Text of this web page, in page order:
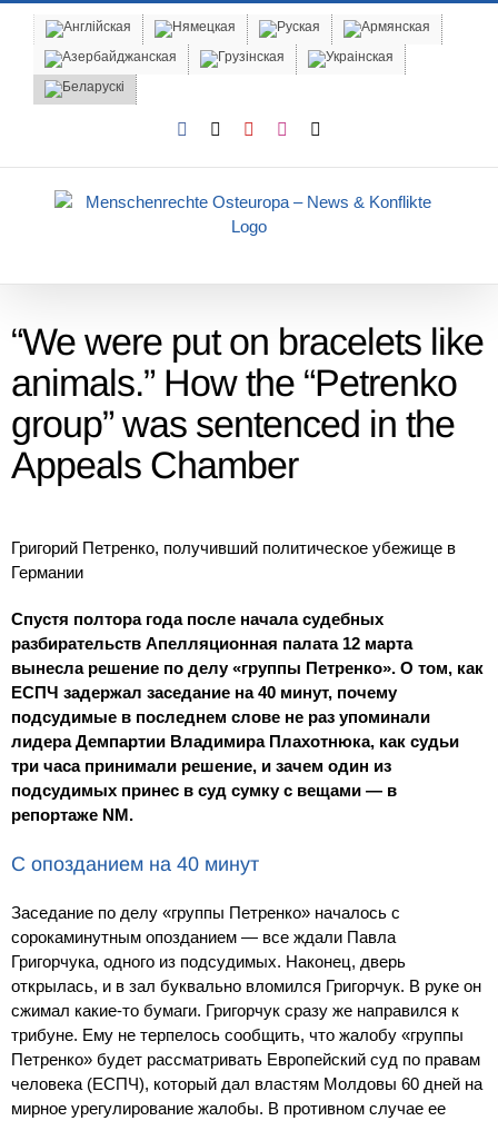
content
Facebook YouTubeInstagram
“We were put on bracelets like
animals.” How the “Petrenko
group” was sentenced in the
Appeals Chamber
Григорий Петренко, получивший политическое убежище в
Германии
Спустя полтора года после начала судебных
разбирательств Апелляционная палата 12 марта
вынесла решение по делу «группы Петренко». О том, как
ЕСПЧ задержал заседание на 40 минут, почему
подсудимые в последнем слове не раз упоминали
лидера Демпартии Владимира Плахотнюка, как судьи
три часа принимали решение, и зачем один из
подсудимых принес в суд сумку с вещами — в
репортаже NM.
С опозданием на 40 минут
Заседание по делу «группы Петренко» началось с
сорокаминутным опозданием — все ждали Павла
Григорчука, одного из подсудимых. Наконец, дверь
открылась, и в зал буквально вломился Григорчук. В руке он
сжимал какие-то бумаги. Григорчук сразу же направился к
трибуне. Ему не терпелось сообщить, что жалобу «группы
Петренко» будет рассматривать Европейский суд по правам
человека (ЕСПЧ), который дал властям Молдовы 60 дней на
мирное урегулирование жалобы. В противном случае ее